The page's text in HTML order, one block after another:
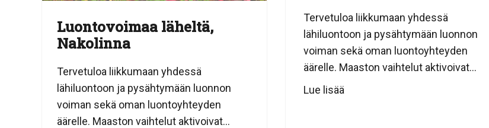
Luontovoimaa läheltä,
Nakolinna
Tervetuloa liikkumaan yhdessä
lähiluontoon ja pysähtymään luonnon
voiman sekä oman luontoyhteyden
äärelle. Maaston vaihtelut aktivoivat...
Tervetuloa liikkumaan yhdessä
lähiluontoon ja pysähtymään luonnon
voiman sekä oman luontoyhteyden
äärelle. Maaston vaihtelut aktivoivat...
Lue lisää